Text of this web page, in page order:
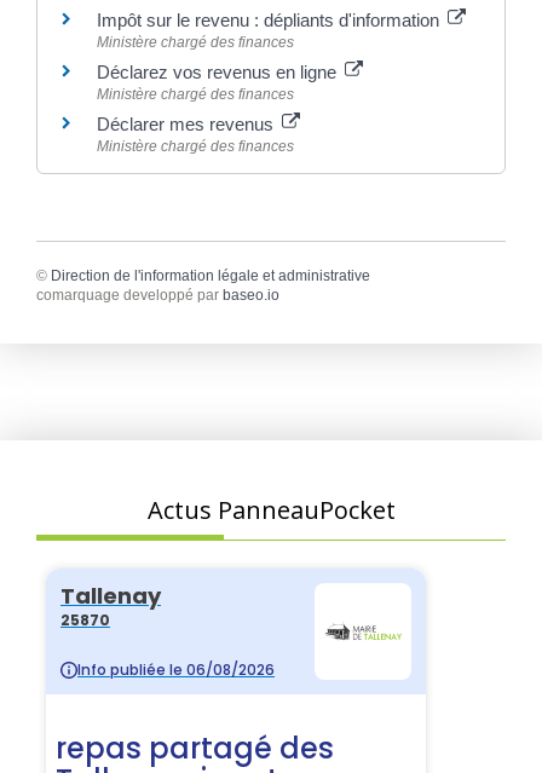
Impôt sur le revenu : dépliants d'information
Ministère chargé des finances
Déclarez vos revenus en ligne
Ministère chargé des finances
Déclarer mes revenus
Ministère chargé des finances
© Direction de l'information légale et administrative
comarquage developpé par baseo.io
Actus PanneauPocket